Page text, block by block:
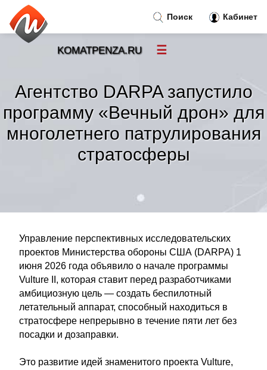
Агентство DARPA запустило
программу «Вечный дрон» для
многолетнего патрулирования
стратосферы
Управление перспективных исследовательских
проектов Министерства обороны США (DARPA) 1
июня 2026 года объявило о начале программы
Vulture II, которая ставит перед разработчиками
амбициозную цель — создать беспилотный
летательный аппарат, способный находиться в
стратосфере непрерывно в течение пяти лет без
посадки и дозаправки.
Это развитие идей знаменитого проекта Vulture,
Поиск Кабинет
KOMATPENZA.RU ☰
Новости»
Тренды новостей
Рубрики»